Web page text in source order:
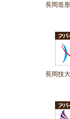
長岡造
長岡技